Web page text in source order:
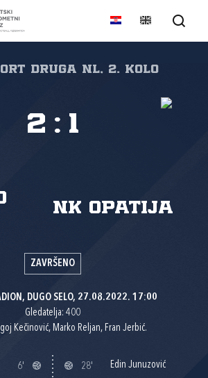
Druga NL, 2. kolo
NK Opatija
2 : 1
ZAVRŠENO
DUGO SELO, 27.08.2022. 17:00
Gledatelja: 400
Kečinović, Marko Reljan, Fran Jerbić.
6'
28' Edin Junuzović